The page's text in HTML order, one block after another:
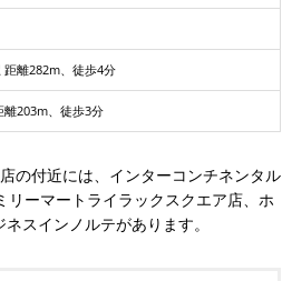
距離282m、徒歩4分
離203m、徒歩3分
の付近には、インターコンチネンタル
ーマートライラックスクエア店、ホ
スインノルテがあります。